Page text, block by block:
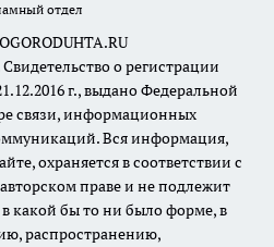
отдел
о регистрации
г., выдано Федеральной
связи, информационных
Вся информация,
охраняется в соответствии с
праве и не подлежит
какой бы то ни было форме, в
распространению,